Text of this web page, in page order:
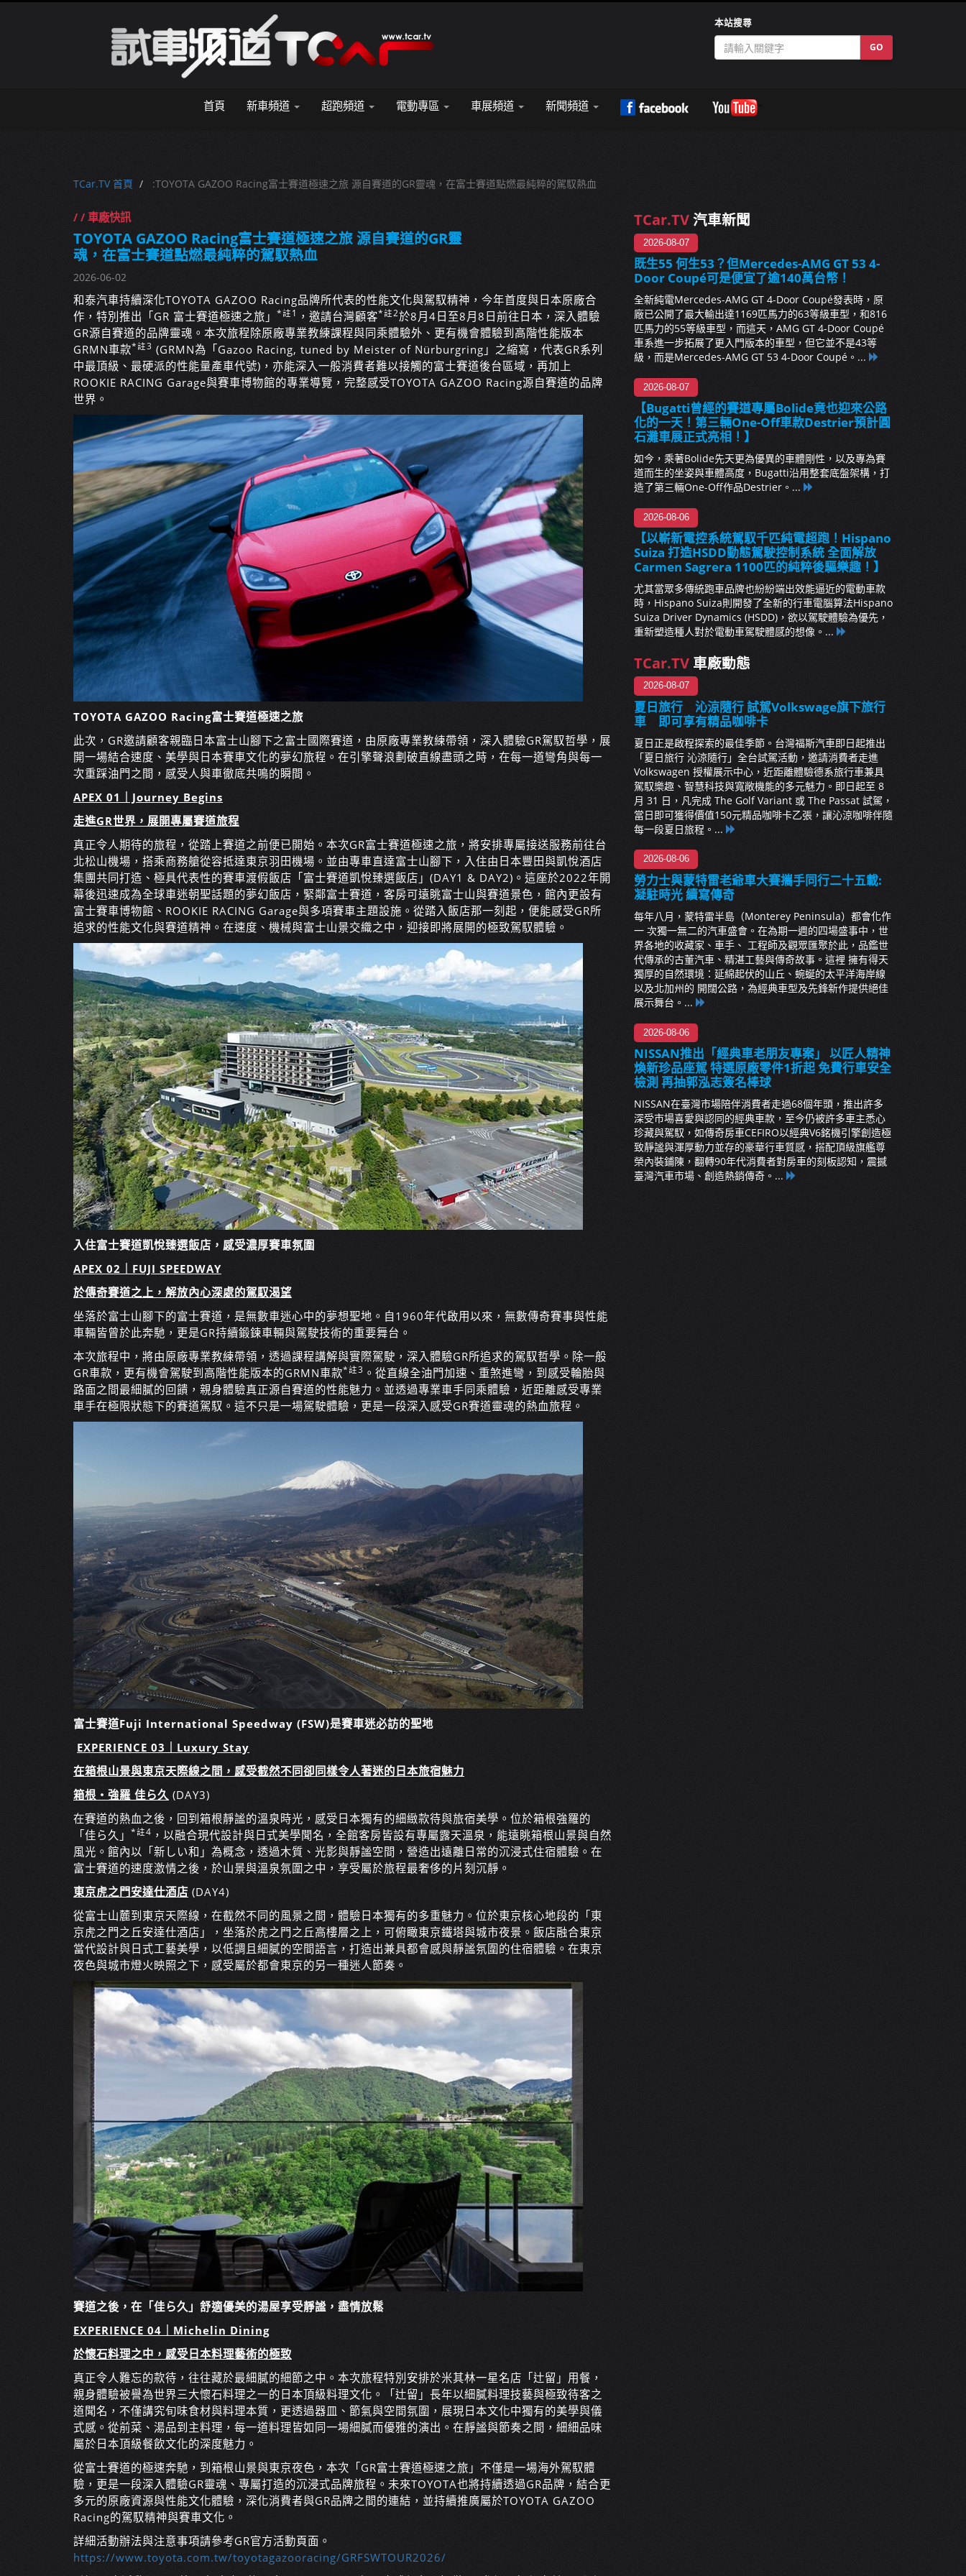
本站搜尋
GO
首頁 新車頻道 超跑頻道 電動專區 車展頻道 新聞頻道
TCar.TV 首頁 :TOYOTA GAZOO Racing富士賽道極速之旅 源自賽道的GR靈魂，在富士賽道點燃最純粹的駕馭熱血
/ / 車廠快訊
TOYOTA GAZOO Racing富士賽道極速之旅 源自賽道的GR靈
魂，在富士賽道點燃最純粹的駕馭熱血
2026-06-02
和泰汽車持續深化TOYOTA GAZOO Racing品牌所代表的性能文化與駕馭精神，今年首度與日本原廠合
作，特別推出「GR 富士賽道極速之旅」
*註1 ，邀請台灣顧客*註2於8月4日至8月8日前往日本，深入體驗
GR源自賽道的品牌靈魂。本次旅程除原廠專業教練課程與同乘體驗外、更有機會體驗到高階性能版本
GRMN車款*註3 (GRMN為「Gazoo Racing, tuned by Meister of Nürburgring」之縮寫，代表GR系列
中最頂級、最硬派的性能量產車代號)，亦能深入一般消費者難以接觸的富士賽道後台區域，再加上
ROOKIE RACING Garage與賽車博物館的專業導覽，完整感受TOYOTA GAZOO Racing源自賽道的品牌
世界。
TOYOTA GAZOO Racing富士賽道極速之旅
此次，GR邀請顧客親臨日本富士山腳下之富士國際賽道，由原廠專業教練帶領，深入體驗GR駕馭哲學，展
開一場結合速度、美學與日本賽車文化的夢幻旅程。在引擎聲浪劃破直線盡頭之時，在每一道彎角與每一
次重踩油門之間，感受人與車徹底共鳴的瞬間。
APEX 01｜Journey Begins
走進GR世界，展開專屬賽道旅程
真正令人期待的旅程，從踏上賽道之前便已開始。本次GR富士賽道極速之旅，將安排專屬接送服務前往台
北松山機場，搭乘商務艙從容抵達東京羽田機場。並由專車直達富士山腳下，入住由日本豐田與凱悅酒店
集團共同打造、極具代表性的賽車渡假飯店「富士賽道凱悅臻選飯店」(DAY1 & DAY2)。這座於2022年開
幕後迅速成為全球車迷朝聖話題的夢幻飯店，緊鄰富士賽道，客房可遠眺富士山與賽道景色，館內更設有
富士賽車博物館、ROOKIE RACING Garage與多項賽車主題設施。從踏入飯店那一刻起，便能感受GR所
追求的性能文化與賽道精神。在速度、機械與富士山景交織之中，迎接即將展開的極致駕馭體驗。
入住富士賽道凱悅臻選飯店，感受濃厚賽車氛圍
APEX 02｜FUJI SPEEDWAY
於傳奇賽道之上，解放內心深處的駕馭渴望
坐落於富士山腳下的富士賽道，是無數車迷心中的夢想聖地。自1960年代啟用以來，無數傳奇賽事與性能
車輛皆曾於此奔馳，更是GR持續鍛鍊車輛與駕駛技術的重要舞台。
本次旅程中，將由原廠專業教練帶領，透過課程講解與實際駕駛，深入體驗GR所追求的駕馭哲學。除一般
GR車款，更有機會駕駛到高階性能版本的GRMN車款*註3 。從直線全油門加速、重煞進彎，到感受輪胎與
路面之間最細膩的回饋，親身體驗真正源自賽道的性能魅力。並透過專業車手同乘體驗，近距離感受專業
車手在極限狀態下的賽道駕馭。這不只是一場駕駛體驗，更是一段深入感受GR賽道靈魂的熱血旅程。
富士賽道Fuji International Speedway (FSW)是賽車迷必訪的聖地
EXPERIENCE 03｜Luxury Stay
在箱根山景與東京天際線之間，感受截然不同卻同樣令人著迷的日本旅宿魅力
箱根・強羅 佳ら久 (DAY3)
在賽道的熱血之後，回到箱根靜謐的溫泉時光，感受日本獨有的細緻款待與旅宿美學。位於箱根強羅的
「佳ら久」
*註4 ，以融合現代設計與日式美學聞名，全館客房皆設有專屬露天溫泉，能遠眺箱根山景與自然
風光。館內以「新しい和」為概念，透過木質、光影與靜謐空間，營造出遠離日常的沉浸式住宿體驗。在
富士賽道的速度激情之後，於山景與溫泉氛圍之中，享受屬於旅程最奢侈的片刻沉靜。
東京虎之門安達仕酒店 (DAY4)
從富士山麓到東京天際線，在截然不同的風景之間，體驗日本獨有的多重魅力。位於東京核心地段的「東
京虎之門之丘安達仕酒店」，坐落於虎之門之丘高樓層之上，可俯瞰東京鐵塔與城市夜景。飯店融合東京
當代設計與日式工藝美學，以低調且細膩的空間語言，打造出兼具都會感與靜謐氛圍的住宿體驗。在東京
夜色與城市燈火映照之下，感受屬於都會東京的另一種迷人節奏。
賽道之後，在「佳ら久」舒適優美的湯屋享受靜謐，盡情放鬆
EXPERIENCE 04｜Michelin Dining
於懷石料理之中，感受日本料理藝術的極致
真正令人難忘的款待，往往藏於最細膩的細節之中。本次旅程特別安排於米其林一星名店「辻留」用餐，
親身體驗被譽為世界三大懷石料理之一的日本頂級料理文化。「辻留」長年以細膩料理技藝與極致待客之
道聞名，不僅講究旬味食材與料理本質，更透過器皿、節氣與空間氛圍，展現日本文化中獨有的美學與儀
式感。從前菜、湯品到主料理，每一道料理皆如同一場細膩而優雅的演出。在靜謐與節奏之間，細細品味
屬於日本頂級餐飲文化的深度魅力。
從富士賽道的極速奔馳，到箱根山景與東京夜色，本次「GR富士賽道極速之旅」不僅是一場海外駕馭體
驗，更是一段深入體驗GR靈魂、專屬打造的沉浸式品牌旅程。未來TOYOTA也將持續透過GR品牌，結合更
多元的原廠資源與性能文化體驗，深化消費者與GR品牌之間的連結，並持續推廣屬於TOYOTA GAZOO
Racing的駕馭精神與賽車文化。
詳細活動辦法與注意事項請參考GR官方活動頁面。
https://www.toyota.com.tw/toyotagazooracing/GRFSWTOUR2026/
TCar.TV汽車新聞
2026-08-07
既生55 何生53？但Mercedes-AMG GT 53 4-
Door Coupé可是便宜了逾140萬台幣！
全新純電Mercedes-AMG GT 4-Door Coupé發表時，原
廠已公開了最大輸出達1169匹馬力的63等級車型，和816
匹馬力的55等級車型，而這天，AMG GT 4-Door Coupé
車系進一步拓展了更入門版本的車型，但它並不是43等
級，而是Mercedes-AMG GT 53 4-Door Coupé。...
2026-08-07
【Bugatti曾經的賽道專屬Bolide竟也迎來公路
化的一天！第三輛One-Off車款Destrier預計圓
石灘車展正式亮相！】
如今，乘著Bolide先天更為優異的車體剛性，以及專為賽
道而生的坐姿與車體高度，Bugatti沿用整套底盤架構，打
造了第三輛One-Off作品Destrier。...
2026-08-06
【以嶄新電控系統駕馭千匹純電超跑！Hispano
Suiza 打造HSDD動態駕駛控制系統 全面解放
Carmen Sagrera 1100匹的純粹後驅樂趣！】
尤其當眾多傳統跑車品牌也紛紛端出效能逼近的電動車款
時，Hispano Suiza則開發了全新的行車電腦算法Hispano
Suiza Driver Dynamics (HSDD)，欲以駕駛體驗為優先，
重新塑造種人對於電動車駕駛體感的想像。...
TCar.TV 車廠動態
2026-08-07
夏日旅行 沁涼隨行 試駕Volkswage旗下旅行
車 即可享有精品咖啡卡
夏日正是啟程探索的最佳季節。台灣福斯汽車即日起推出
「夏日旅行 沁涼隨行」全台試駕活動，邀請消費者走進
Volkswagen 授權展示中心，近距離體驗德系旅行車兼具
駕馭樂趣、智慧科技與寬敞機能的多元魅力。即日起至 8
月 31 日，凡完成 The Golf Variant 或 The Passat 試駕，
當日即可獲得價值150元精品咖啡卡乙張，讓沁涼咖啡伴隨
每一段夏日旅程。...
2026-08-06
勞力士與蒙特雷老爺車大賽攜手同行二十五載:
凝駐時光 續寫傳奇
每年八月，蒙特雷半島（Monterey Peninsula）都會化作
一 次獨一無二的汽車盛會。在為期一週的四場盛事中，世
界各地的收藏家、車手、 工程師及觀眾匯聚於此，品鑑世
代傳承的古董汽車、精湛工藝與傳奇故事。這裡 擁有得天
獨厚的自然環境：延綿起伏的山丘、蜿蜒的太平洋海岸線
以及北加州的 開闊公路，為經典車型及先鋒新作提供絕佳
展示舞台。...
2026-08-06
NISSAN推出「經典車老朋友專案」 以匠人精神
煥新珍品座駕 特選原廠零件1折起 免費行車安全
檢測 再抽郭泓志簽名棒球
NISSAN在臺灣市場陪伴消費者走過68個年頭，推出許多
深受市場喜愛與認同的經典車款，至今仍被許多車主悉心
珍藏與駕馭，如傳奇房車CEFIRO以經典V6銘機引擎創造極
致靜謐與渾厚動力並存的豪華行車質感，搭配頂級旗艦尊
榮內裝鋪陳，翻轉90年代消費者對房車的刻板認知，震撼
臺灣汽車市場、創造熱銷傳奇。...